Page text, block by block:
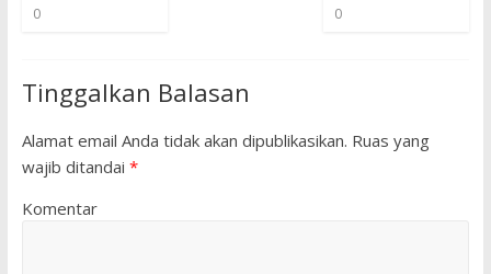
0
0
Tinggalkan Balasan
Alamat email Anda tidak akan dipublikasikan. Ruas yang
wajib ditandai *
Komentar